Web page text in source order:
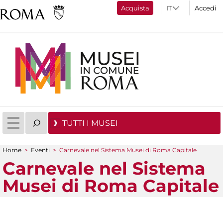
Acquista Accedi
TUTTI I MUSEI
Tu sei qui
Home > Eventi > Carnevale nel Sistema Musei di Roma Capitale
Carnevale nel Sistema
Musei di Roma Capitale